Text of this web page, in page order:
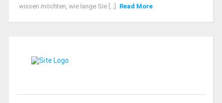
wissen möchten, wie lange Sie [...]
Read More